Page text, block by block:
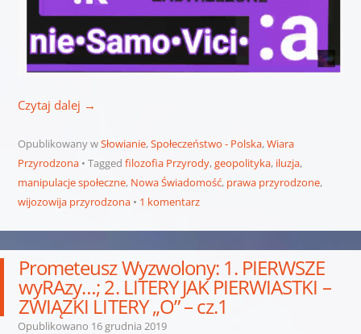
Czytaj dalej →
Opublikowany wSłowianie,Społeczeństwo - Polska,Wiara
Przyrodzona
Tagged filozofia Przyrody,geopolityka, iluzja,
manipulacje społeczne, Nowa Świadomość, prawa przyrodzone,
wijozowija przyrodzona
1 komentarz
Prometeusz Wyzwolony: 1. PIERWSZE
wyRAzy…; 2. LITERY JAK PIERWIASTKI –
ZWIĄZKI LITERY „O” – cz.1
Opublikowano 16 grudnia 2019